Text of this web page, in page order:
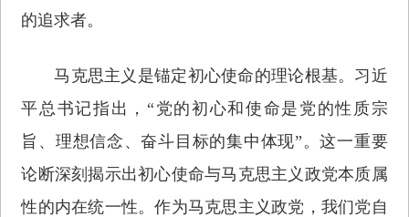
的追求者。
马克思主义是锚定初心使命的理论根基。习近
平总书记指出，“党的初心和使命是党的性质宗
旨、理想信念、奋斗目标的集中体现”。这一重要
论断深刻揭示出初心使命与马克思主义政党本质属
性的内在统一性。作为马克思主义政党，我们党自